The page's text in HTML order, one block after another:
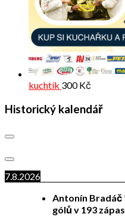
kuchtík 300Kč
Historický kalendář
7.8.2026
Antonín Bradáč
gólů v 193